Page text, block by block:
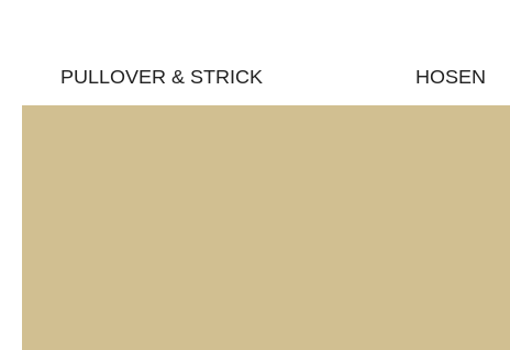
PULLOVER & STRICK HOSEN